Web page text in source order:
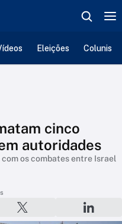
Eleições
cinco
autoridades
os combates entre Israel